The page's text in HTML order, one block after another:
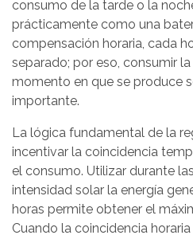
consumo de la tarde o la
prácticamente como una
compensación horaria, cada
separado; por eso, consumir
momento en que se produce
importante.
La lógica fundamental de la
incentivar la coincidencia
el consumo. Utilizar durante
intensidad solar la energía
horas permite obtener el
Cuando la coincidencia